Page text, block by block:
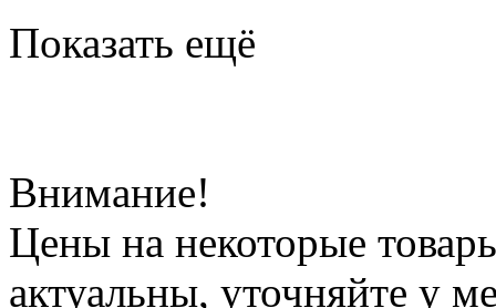
Показать ещё
Внимание!
Цены на некоторые
актуальны, уточняйте у